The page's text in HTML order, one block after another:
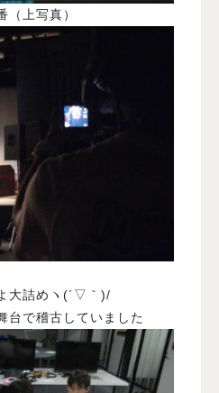
（上写真）
大詰めヽ(´▽｀)/
台で稽古していました